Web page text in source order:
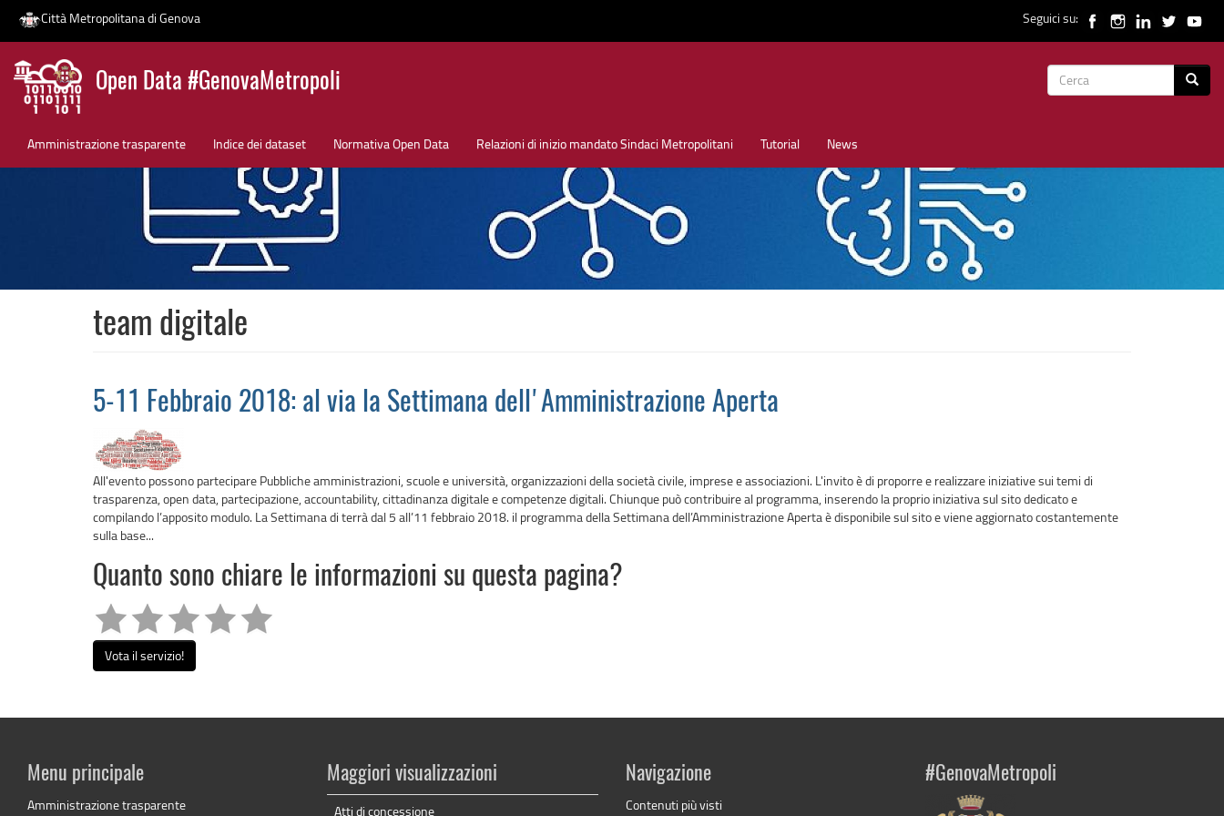
Salta
contenuto
Città Metropolitana di Genova Seguici su:
Open Data #GenovaMetropoli
Form
Amministrazione trasparente Indice dei dataset Normativa Open Data Relazioni di inizio mandato Sindaci Metropolitani Tutorial News
News
team digitale
5-11 Febbraio 2018: al via la Settimana dell'Amministrazione Aperta
All'evento possono partecipare Pubbliche amministrazioni, scuole e università, organizzazioni della società civile, imprese e associazioni. L'invito è di proporre e realizzare iniziative sui temi di
trasparenza, open data, partecipazione, accountability, cittadinanza digitale e competenze digitali. Chiunque può contribuire al programma, inserendo la proprio iniziativa sul sito dedicato e
compilando l’apposito modulo. La Settimana di terrà dal 5 all’11 febbraio 2018. il programma della Settimana dell’Amministrazione Aperta è disponibile sul sito e viene aggiornato costantemente
sulla base...
Quanto sono chiare le informazioni su questa pagina?
Vota il servizio!
Menu principale
Amministrazione trasparente
Maggiori visualizzazioni
Atti di concessione
Navigazione
Contenuti più visti
#GenovaMetropoli